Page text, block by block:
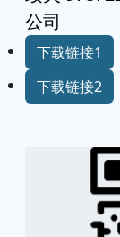
公司
下载链接1
下载链接2